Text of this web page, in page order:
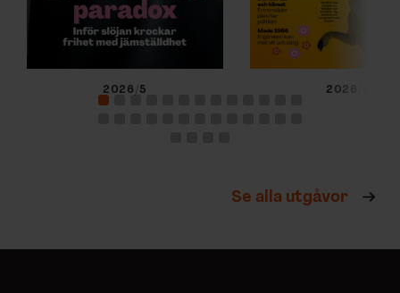
2026/5 2026/4
Se alla utgåvor